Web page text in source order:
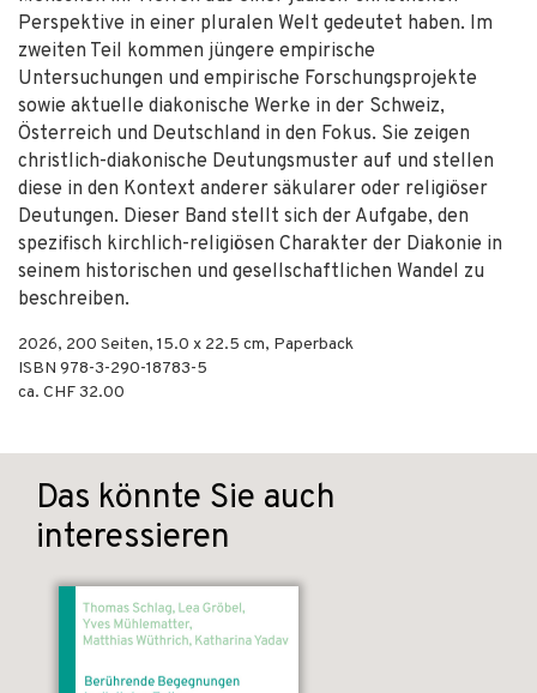
Perspektive in einer pluralen Welt gedeutet haben. Im
zweiten Teil kommen jüngere empirische
Untersuchungen und empirische Forschungsprojekte
sowie aktuelle diakonische Werke in der Schweiz,
Österreich und Deutschland in den Fokus. Sie zeigen
christlich-diakonische Deutungsmuster auf und stellen
diese in den Kontext anderer säkularer oder religiöser
Deutungen. Dieser Band stellt sich der Aufgabe, den
spezifisch kirchlich-religiösen Charakter der Diakonie in
seinem historischen und gesellschaftlichen Wandel zu
beschreiben.
2026, 200 Seiten, 15.0 x 22.5 cm, Paperback
ISBN 978-3-290-18783-5
ca. CHF 32.00
Das könnte Sie auch
interessieren